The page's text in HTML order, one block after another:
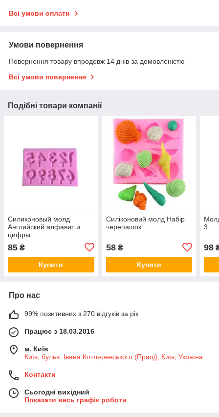
Всі умови оплати
Умови повернення
Повернення товару впродовж 14 днів за домовленістю
Всі умови повернення
Подібні товари компанії
Силиконовый молд
Английский алфавит и
цифры
85 ₴
Купити
Силіконовий молд Набір
черепашок
58₴
Купити
3
98
Про нас
99% позитивних з 270 відгуків за рік
Працює з 18.03.2016
м. Київ
Київ, бульв. Івана Котляревського (Праці), Київ, Україна
Контакти
Сьогодні вихідний
Показати весь графік роботи